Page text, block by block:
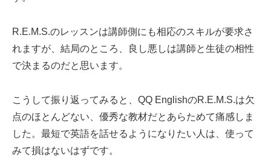
R.E.M.S.のレッスンは講師側にも相応のスキルが要求さ
れますが、結局のところ、良し悪しは講師と生徒の相性
で決まるのだと思います。
こうして振り返ってみると、QQ EnglishのR.E.M.S.は欠
点のほとんどない、優秀な教材だとあらためて痛感しま
した。最短で英語を話せるようになりたい人は、使って
みて損はないはずです。